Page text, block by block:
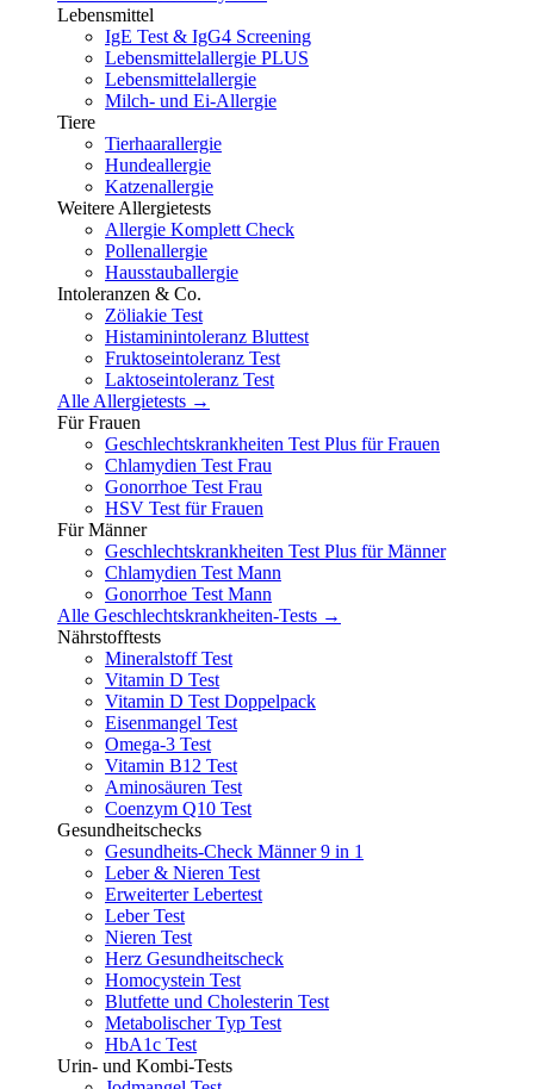
Lebensmittel
IgE Test & IgG4 Screening
Lebensmittelallergie PLUS
Lebensmittelallergie
Milch- und Ei-Allergie
Tiere
Tierhaarallergie
Hundeallergie
Katzenallergie
Weitere Allergietests
Allergie Komplett Check
Pollenallergie
Hausstauballergie
Intoleranzen & Co.
Zöliakie Test
Histaminintoleranz Bluttest
Fruktoseintoleranz Test
Laktoseintoleranz Test
Alle Allergietests →
Für Frauen
Geschlechtskrankheiten Test Plus für Frauen
Chlamydien Test Frau
Gonorrhoe Test Frau
HSV Test für Frauen
Für Männer
Geschlechtskrankheiten Test Plus für Männer
Chlamydien Test Mann
Gonorrhoe Test Mann
Alle Geschlechtskrankheiten-Tests →
Nährstofftests
Mineralstoff Test
Vitamin D Test
Vitamin D Test Doppelpack
Eisenmangel Test
Omega-3 Test
Vitamin B12 Test
Aminosäuren Test
Coenzym Q10 Test
Gesundheitschecks
Gesundheits-Check Männer 9 in 1
Leber & Nieren Test
Erweiterter Lebertest
Leber Test
Nieren Test
Herz Gesundheitscheck
Homocystein Test
Blutfette und Cholesterin Test
Metabolischer Typ Test
HbA1c Test
Urin- und Kombi-Tests